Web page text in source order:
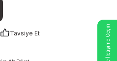
Tavsiye Et